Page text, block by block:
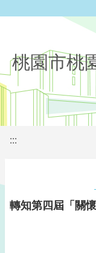
桃園市桃
:::
轉知第四屆「關